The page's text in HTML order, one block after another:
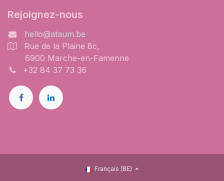
Rejoignez-nous
hello@ataum.be
Rue de la Plaine 8c,
6900 Marche-en-Famenne
+32 84 37 73 36
Français (BE)